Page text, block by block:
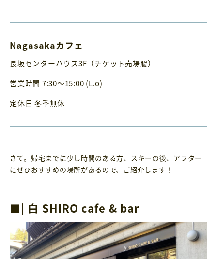
Nagasakaカフェ
長坂センターハウス3F（チケット売場脇）
営業時間 7:30～15:00 (L.o)
定休日 冬季無休
さて。帰宅までに少し時間のある方、スキーの後、アフター
にぜひおすすめの場所があるので、ご紹介します！
■| 白 SHIRO cafe & bar